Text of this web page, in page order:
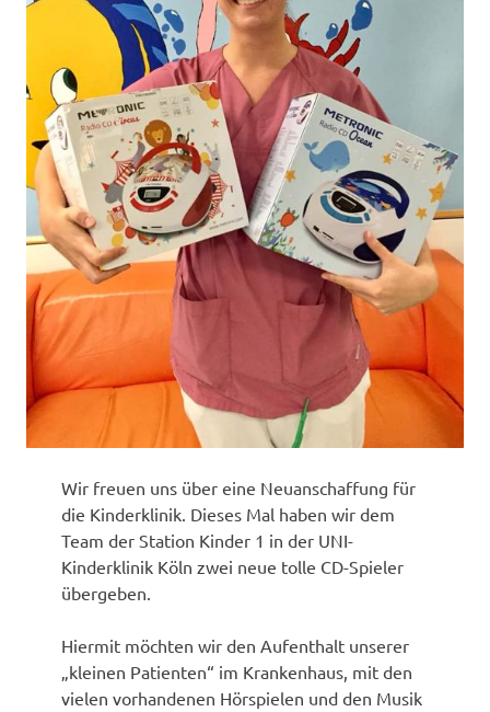
Wir freuen uns über eine Neuanschaffung für
die Kinderklinik. Dieses Mal haben wir dem
Team der Station Kinder 1 in der UNI-
Kinderklinik Köln zwei neue tolle CD-Spieler
übergeben.
Hiermit möchten wir den Aufenthalt unserer
„kleinen Patienten“ im Krankenhaus, mit den
vielen vorhandenen Hörspielen und den Musik